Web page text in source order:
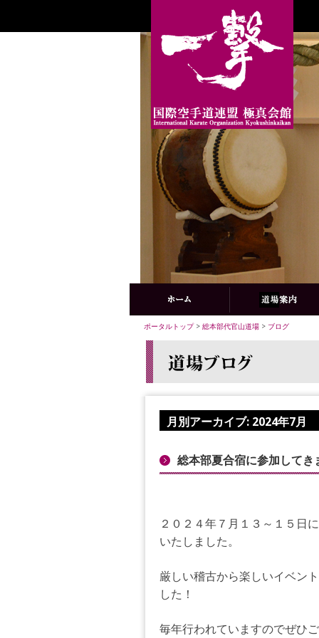
ポータルトップ> 総本部代官山道場 > ブログ
月別アーカイブ: 2024年7月
総本部夏合宿に参加してき
２０２４年７月１３～１５日
いたしました。
厳しい稽古から楽しいイベン
した！
毎年行われていますのでぜひ